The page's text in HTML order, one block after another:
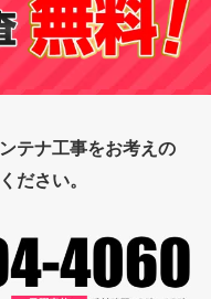
テナ工事をお考えの
ださい。